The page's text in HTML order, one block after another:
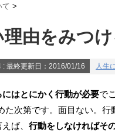
て >
由をみつ
: 最終更新日：2016/01/16 人生
はとにかく行動が必要で
た次第です。面目ない。
ば、 行動をしなければそ